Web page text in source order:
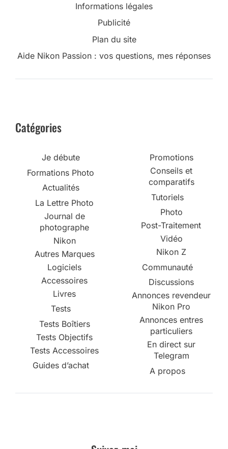
Informations légales
Publicité
Plan du site
Aide Nikon Passion : vos questions, mes réponses
Catégories
Je débute
Formations Photo
Actualités
La Lettre Photo
Journal de
photographe
Nikon
Autres Marques
Logiciels
Accessoires
Livres
Tests
Tests Boîtiers
Tests Objectifs
Tests Accessoires
Guides d’achat
Promotions
Conseils et
comparatifs
Tutoriels
Photo
Post-Traitement
Vidéo
Nikon Z
Communauté
Discussions
Annonces revendeur
Nikon Pro
Annonces entres
particuliers
En direct sur
Telegram
A propos